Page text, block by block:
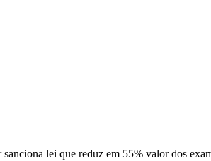
lei que reduz em 55% valor dos